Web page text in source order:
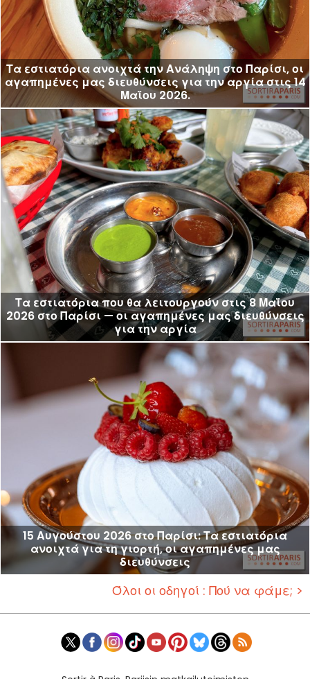
Τα εστιατόρια ανοιχτά την Ανάληψη στο Παρίσι, οι
αγαπημένες μας διευθύνσεις για την αργία στις 14
Μαΐου 2026.
Τα εστιατόρια που θα λειτουργούν στις 8 Μαΐου
2026 στο Παρίσι — οι αγαπημένες μας διευθύνσεις
για την αργία
15 Αυγούστου 2026 στο Παρίσι: Τα εστιατόρια
ανοιχτά για τη γιορτή, οι αγαπημένες μας
διευθύνσεις
Όλοι οι οδηγοί : Πού να φάμε; >